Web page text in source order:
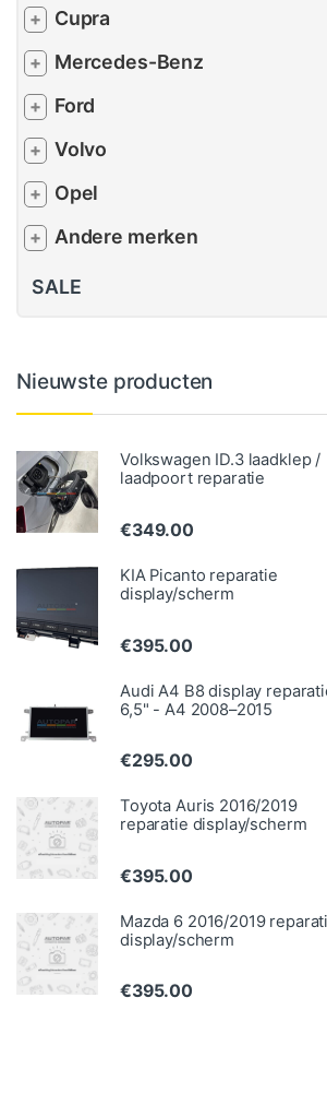
+ Cupra
+ Mercedes-Benz
+ Ford
+ Volvo
+ Opel
+ Andere merken
SALE
Nieuwste producten
Volkswagen ID.3 laadklep /
laadpoort reparatie
€349.00
KIA Picanto reparatie
display/scherm
€395.00
Audi A4 B8 display
6,5" - A4 2008–2015
€295.00
Toyota Auris 2016/2019
reparatie display/scherm
€395.00
Mazda 6 2016/2019
display/scherm
€395.00